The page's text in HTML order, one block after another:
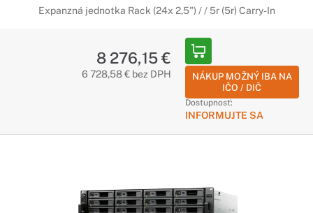
Expanzná jednotka Rack (24x 2,5") / / 5r (5r) Carry-In
8 276,15 €
6 728,58 € bez DPH
NÁKUP MOŽNÝ IBA NA
IČO / DIČ
Dostupnosť:
INFORMUJTE SA